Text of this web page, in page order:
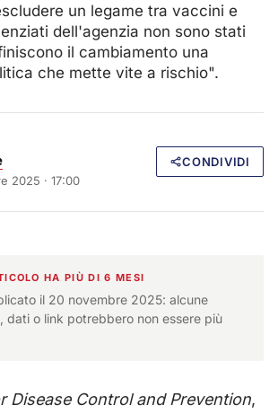
un legame tra vaccini e
dell'agenzia non sono stati
il cambiamento una
che mette vite a rischio".
2025 · 17:00
CONDIVIDI
HA PIÙ DI 6 MESI
il 20 novembre 2025: alcune
dati o link potrebbero non essere più
Disease Control and Prevention,